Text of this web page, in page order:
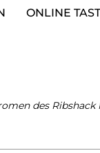
ONLINE
des Ribshack